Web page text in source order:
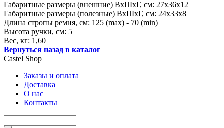
Габаритные размеры (внешние) ВхШхГ, см: 27х36х12
Габаритные размеры (полезные) ВхШхГ, см: 24х33х8
Длина стропы ремня, см: 125 (max) - 70 (min)
Высота ручки, см: 5
Вес, кг: 1,60
Вернуться назад в каталог
Castel Shop
Заказы и оплата
Доставка
О нас
Контакты